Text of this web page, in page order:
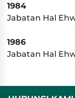
1984
Jabatan Hal
1986
Jabatan Hal